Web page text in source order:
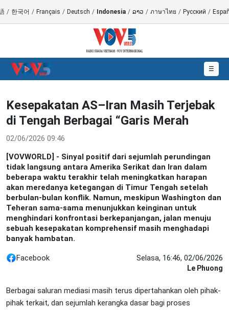
/ 한국어 / Français / Deutsch / Indonesia / ລາວ / ภาษาไทย / Русский /
☰
Kesepakatan AS–Iran Masih Terjebak
di Tengah Berbagai “Garis Merah
02/06/2026 09:46
[VOVWORLD] - Sinyal positif dari sejumlah perundingan
tidak langsung antara Amerika Serikat dan Iran dalam
beberapa waktu terakhir telah meningkatkan harapan
akan meredanya ketegangan di Timur Tengah setelah
berbulan-bulan konflik. Namun, meskipun Washington dan
Teheran sama-sama menunjukkan keinginan untuk
menghindari konfrontasi berkepanjangan, jalan menuju
sebuah kesepakatan komprehensif masih menghadapi
banyak hambatan.
Facebook Selasa, 16:46, 02/06/2026
Le Phuong
Berbagai saluran mediasi masih terus dipertahankan oleh pihak-
pihak terkait, dan sejumlah kerangka dasar bagi proses